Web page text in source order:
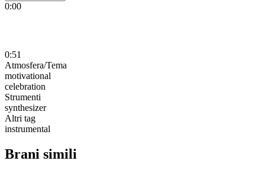
0:00
0:51
Atmosfera/Tema
motivational
celebration
Strumenti
synthesizer
Altri tag
instrumental
Brani simili